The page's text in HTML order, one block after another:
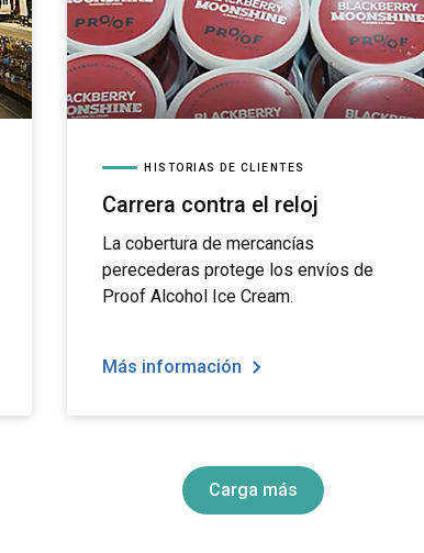
HISTORIAS DE CLIENTES
Carrera contra el reloj
La cobertura de mercancías
perecederas protege los envíos de
Proof Alcohol Ice Cream.
Más información
Carga más